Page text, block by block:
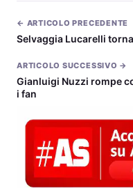
← ARTICOLO PRECEDENTE
Selvaggia Lucarelli
ARTICOLO SUCCESSIVO →
Gianluigi Nuzzi rompe
i fan